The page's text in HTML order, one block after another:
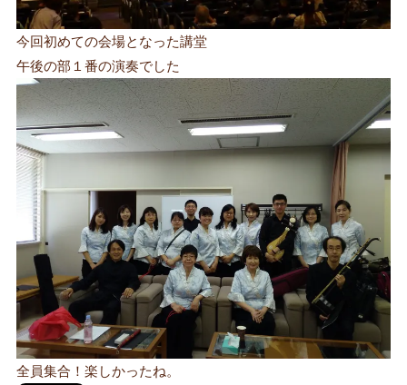
今回初めての会場となった講堂
午後の部１番の演奏でした
全員集合！楽しかったね。